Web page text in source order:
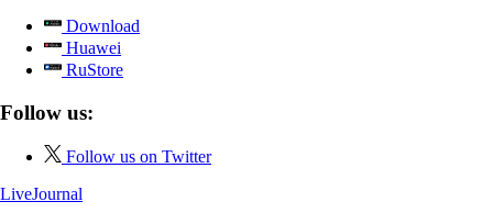
Download
Huawei
RuStore
Follow us:
Follow us on Twitter
LiveJournal